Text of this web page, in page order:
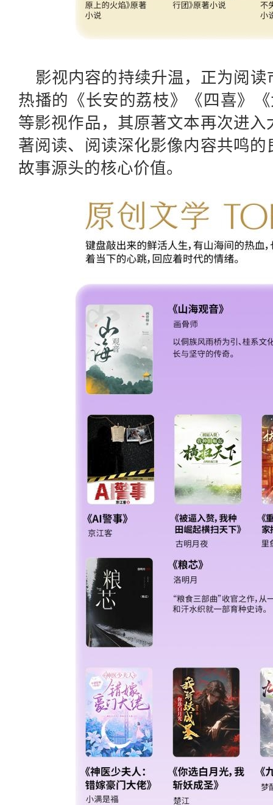
影视内容的持续升温，正为阅
热播的《长安的荔枝》《四喜》
等影视作品，其原著文本再次进
著阅读、阅读深化影像内容共鸣
故事源头的核心价值。